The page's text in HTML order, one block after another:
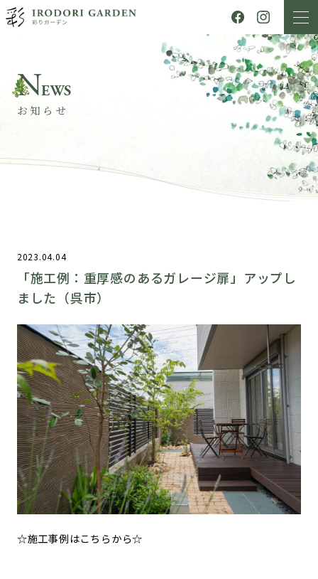
NEWS
お知らせ
2023.04.04
「施工例：重厚感のあるガレージ扉」アップし
ました（呉市）
☆施工事例はこちらから☆